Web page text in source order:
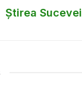
Știrea Sucevei